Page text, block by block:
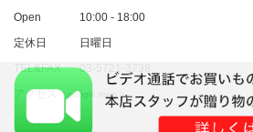
Open
10:00 - 18:00
定休日
日曜日
TEL&FAX
03-5721-3738
アクセス google map >